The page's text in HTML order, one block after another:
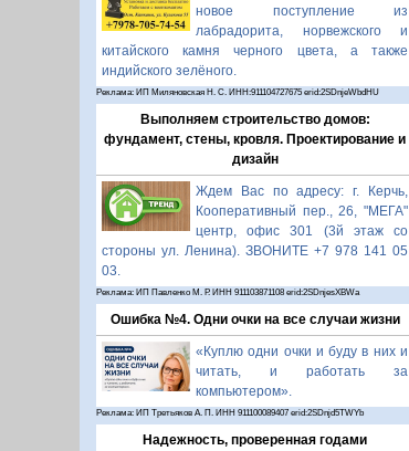
новое поступление из
лабрадорита, норвежского и
китайского камня черного цвета, а также
индийского зелёного.
Реклама: ИП Миляновская Н. С. ИНН:911104727675 erid:2SDnjeWbdHU
Выполняем строительство домов:
фундамент, стены, кровля. Проектирование и
дизайн
Ждем Вас по адресу: г. Керчь,
Кооперативный пер., 26, "МЕГА"
центр, офис 301 (3й этаж со
стороны ул. Ленина). ЗВОНИТЕ +7 978 141 05
03.
Реклама: ИП Павленко М. Р. ИНН 911103871108 erid:2SDnjesXBWa
Ошибка №4. Одни очки на все случаи жизни
«Куплю одни очки и буду в них и
читать, и работать за
компьютером».
Реклама: ИП Третьяков А. П. ИНН 911100089407 erid:2SDnjd5TWYb
Надежность, проверенная годами